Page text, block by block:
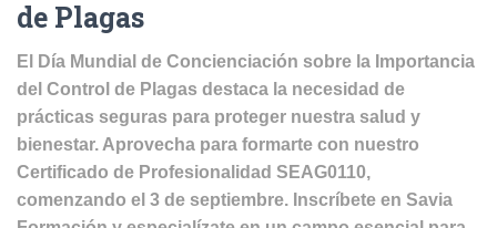
de Plagas
El Día Mundial de Concienciación sobre la Importancia
del Control de Plagas destaca la necesidad de
prácticas seguras para proteger nuestra salud y
bienestar. Aprovecha para formarte con nuestro
Certificado de Profesionalidad SEAG0110,
comenzando el 3 de septiembre. Inscríbete en Savia